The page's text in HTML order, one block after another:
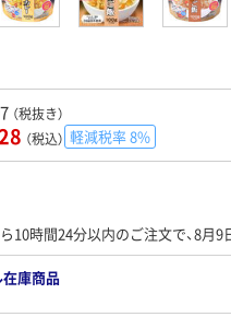
（税抜き）
（税込） 軽減税率 8%
10時間24分以内のご注文で、8月9
庫商品